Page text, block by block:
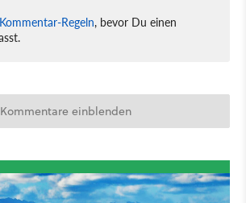
Kommentar-Regeln, bevor Du einen
Kommentare einblenden